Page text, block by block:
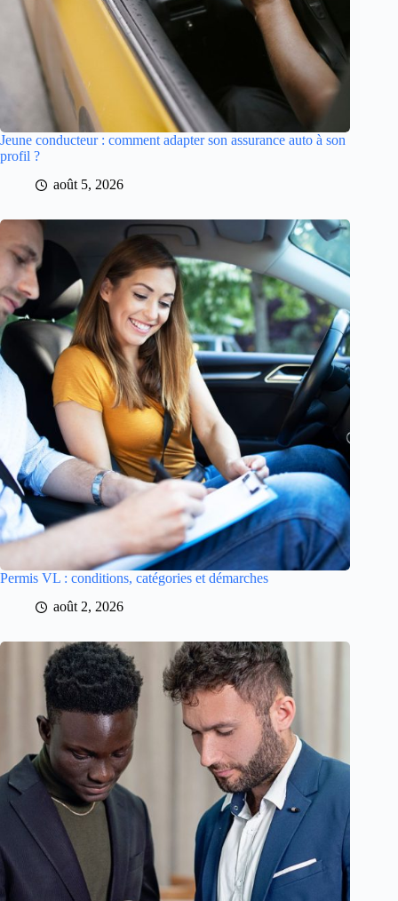
Jeune conducteur : comment adapter son assurance auto à son
profil ?
août 5, 2026
Permis VL : conditions, catégories et démarches
août 2, 2026